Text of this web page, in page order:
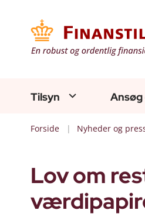
Tilsyn
Forside Nyheder og
Lov om